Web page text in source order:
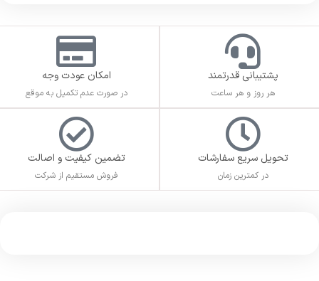
پشتیبانی قدرتمند
هر روز و هر ساعت
امکان عودت وجه
در صورت عدم تکمیل به موقع
تحویل سریع سفارشات
در کمترین زمان
تضمین کیفیت و اصالت
فروش مستقیم از شرکت